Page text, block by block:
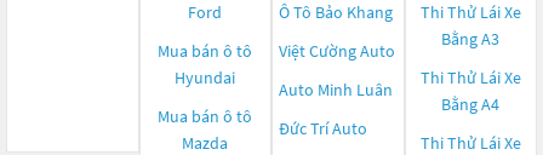
Ford
Mua bán ô tô
Hyundai
Mua bán ô tô
Mazda
Ô Tô Bảo Khang
Việt Cường Auto
Auto Minh Luân
Đức Trí Auto
Thi Thử Lái Xe
Bằng A3
Thi Thử Lái Xe
Bằng A4
Thi Thử Lái Xe